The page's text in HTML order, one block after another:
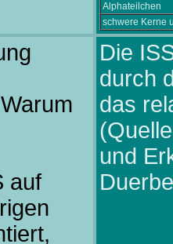
Alphateilchen
schwere Kerne
auf
Die
durch
das
und